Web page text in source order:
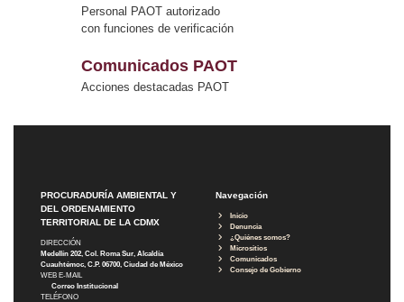
Personal PAOT autorizado
con funciones de verificación
Comunicados PAOT
Acciones destacadas PAOT
PROCURADURÍA AMBIENTAL Y
DEL ORDENAMIENTO
TERRITORIAL DE LA CDMX
DIRECCIÓN
Medellín 202, Col. Roma Sur, Alcaldía
Cuauhtémoc, C.P. 06700, Ciudad de México
WEB E-MAIL
Correo Institucional
TELÉFONO
Navegación
Inicio
Denuncia
¿Quiénes somos?
Micrositios
Comunicados
Consejo de Gobierno